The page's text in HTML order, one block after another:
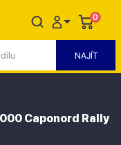
0
Caponord Rally